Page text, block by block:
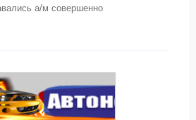
а/м совершенно